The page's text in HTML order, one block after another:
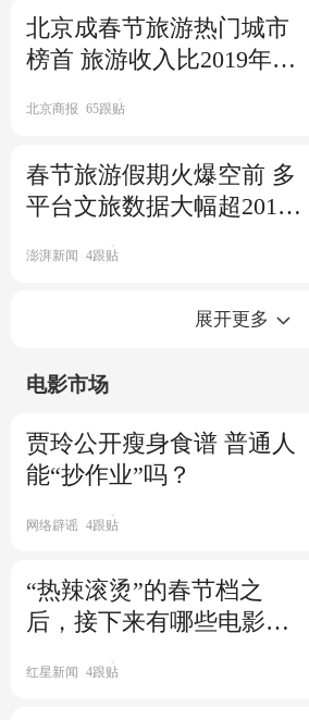
座 有人5次换乘节省4千
上游新闻 641跟贴
界面新闻 4575跟贴
三亚游客：托车回成都排到下
海南出岛之困：天上飞的超
上游新闻 4031跟贴
庆 无奈"抢"走老爸的油车
北京成春节旅游热门城市
榜首 旅游收入比2019年还
北京商报 65跟贴
春节旅游假期火爆空前 多
平台文旅数据大幅超2019
澎湃新闻 4跟贴
文旅部：春节假期国内游人次
澎湃新闻 2308跟贴
额24.89亿元
2024年春节旅游火爆空前 热闹
每日经济新闻 16跟贴
北京天坛、颐和园等市属公园
共接待游客超400万人次
展开更多
电影市场
贾玲公开瘦身食谱 普通人
能“抄作业”吗？
网络辟谣 4跟贴
“热辣滚烫”的春节档之
后，接下来有哪些电影可
红星新闻 4跟贴